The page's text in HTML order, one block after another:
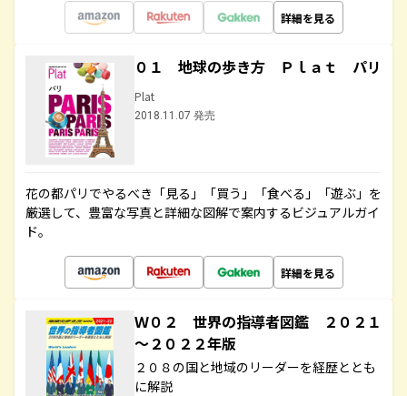
詳細を見る
０１ 地球の歩き方 Ｐｌａｔ パリ
Plat
2018.11.07 発売
花の都パリでやるべき「見る」「買う」「食べる」「遊ぶ」を
厳選して、豊富な写真と詳細な図解で案内するビジュアルガイ
ド。
詳細を見る
Ｗ０２ 世界の指導者図鑑 ２０２１
～２０２２年版
２０８の国と地域のリーダーを経歴ととも
に解説